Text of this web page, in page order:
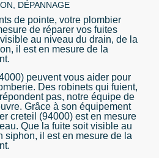
DÉPANNAGE
de pointe, votre plombier
de réparer vos fuites
au niveau du drain, de la
il est en mesure de la
peuvent vous aider pour
Des robinets qui fuient,
pas, notre équipe de
Grâce à son équipement
creteil (94000) est en mesure
Que la fuite soit visible au
siphon, il est en mesure de la